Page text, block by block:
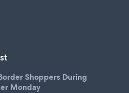
Shoppers During
Monday